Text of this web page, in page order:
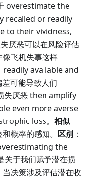
overestimate the
recalled or readily
to their vividness,
厌恶可以在风险评估
飞机失事这样
readily available and
可能导致人们
厌恶 then amplify
even more averse
loss。 相似
概率的感知。 区别 ：
the
于我们赋予潜在损
当决策涉及评估潜在收